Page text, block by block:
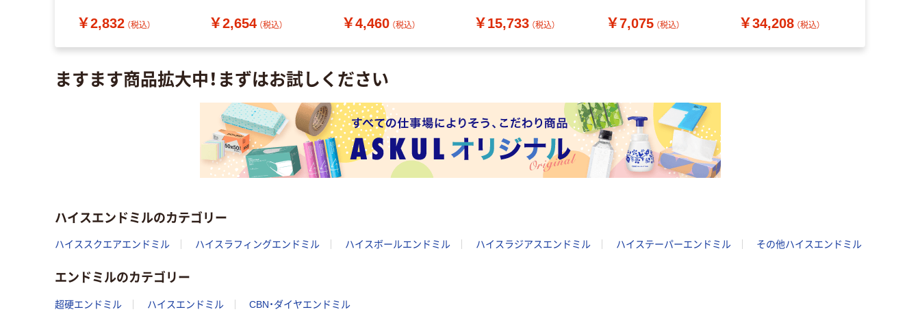
￥2,832 （税込）
EDS-3 1本 200-5727（直
￥2,654 （税込） ￥4,460 （税込） ￥15,733 （税込） ￥7,075 （税込）
0576（直送品）
￥34,208 （税込）
ますます商品拡大中！まずはお試しください
ハイスエンドミルのカテゴリー
ハイススクエアエンドミル ハイスラフィングエンドミル ハイスボールエンドミル ハイスラジアスエンドミル ハイステーパーエンドミル その他ハイスエンドミル
エンドミルのカテゴリー
超硬エンドミル ハイスエンドミル CBN・ダイヤエンドミル